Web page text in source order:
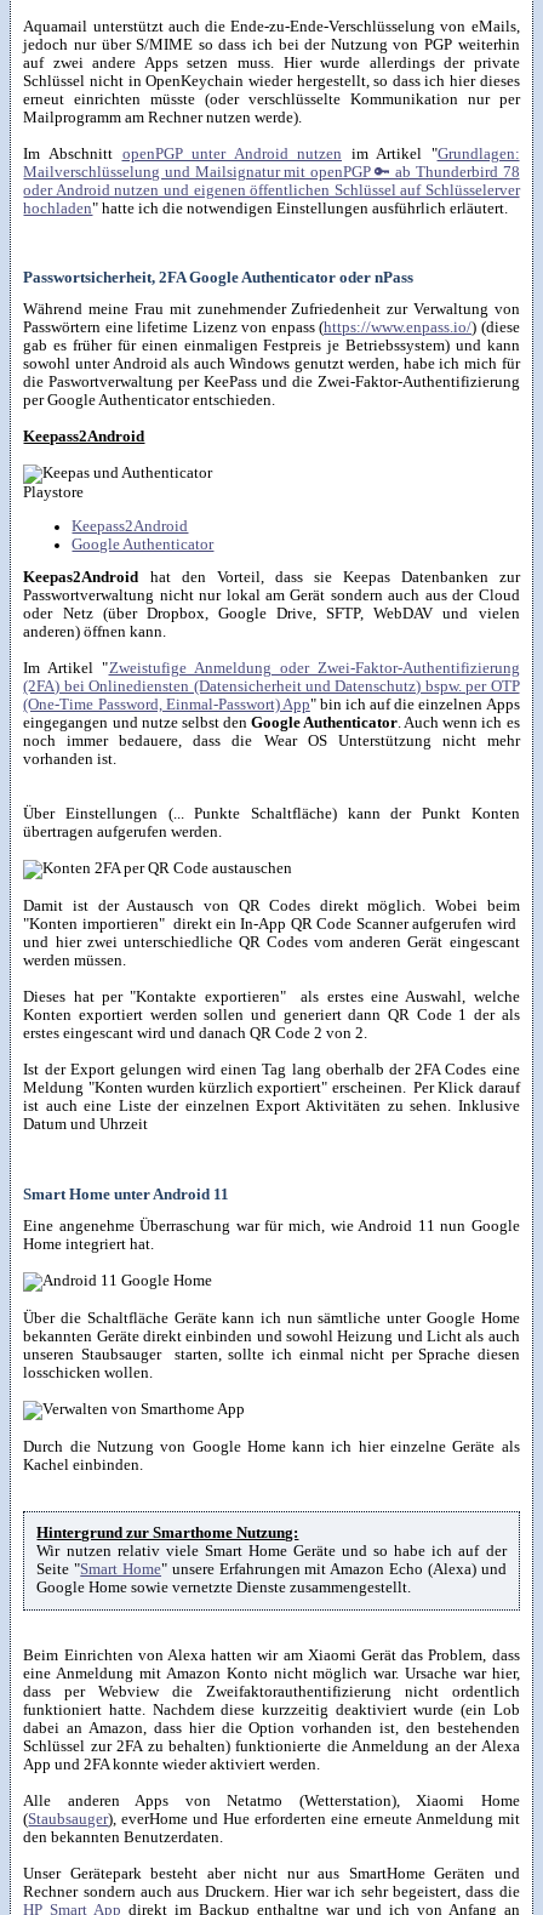
Aquamail unterstützt auch die Ende-zu-Ende-Verschlüsselung von eMails,
jedoch nur über S/MIME so dass ich bei der Nutzung von PGP weiterhin
auf zwei andere Apps setzen muss. Hier wurde allerdings der private
Schlüssel nicht in OpenKeychain wieder hergestellt, so dass ich hier dieses
erneut einrichten müsste (oder verschlüsselte Kommunikation nur per
Mailprogramm am Rechner nutzen werde).
Im Abschnitt openPGP unter Android nutzen im Artikel "Grundlagen:
Mailverschlüsselung und Mailsignatur mit openPGP 🔑 ab Thunderbird 78
oder Android nutzen und eigenen öffentlichen Schlüssel auf Schlüsselerver
hochladen" hatte ich die notwendigen Einstellungen ausführlich erläutert.
Passwortsicherheit, 2FA Google Authenticator oder nPass
Während meine Frau mit zunehmender Zufriedenheit zur Verwaltung von
Passwörtern eine lifetime Lizenz von enpass (https://www.enpass.io/) (diese
gab es früher für einen einmaligen Festpreis je Betriebssystem) und kann
sowohl unter Android als auch Windows genutzt werden, habe ich mich für
die Paswortverwaltung per KeePass und die Zwei-Faktor-Authentifizierung
per Google Authenticator entschieden.
Keepass2Android
Playstore
Keepass2Android
Google Authenticator
Keepas2Android hat den Vorteil, dass sie Keepas Datenbanken zur
Passwortverwaltung nicht nur lokal am Gerät sondern auch aus der Cloud
oder Netz (über Dropbox, Google Drive, SFTP, WebDAV und vielen
anderen) öffnen kann.
Im Artikel "Zweistufige Anmeldung oder Zwei-Faktor-Authentifizierung
(2FA) bei Onlinediensten (Datensicherheit und Datenschutz) bspw. per OTP
(One-Time Password, Einmal-Passwort) App" bin ich auf die einzelnen Apps
eingegangen und nutze selbst den Google Authenticator. Auch wenn ich es
noch immer bedauere, dass die Wear OS Unterstützung nicht mehr
vorhanden ist.
Über Einstellungen (... Punkte Schaltfläche) kann der Punkt Konten
übertragen aufgerufen werden.
Damit ist der Austausch von QR Codes direkt möglich. Wobei beim
"Konten importieren" direkt ein In-App QR Code Scanner aufgerufen wird
und hier zwei unterschiedliche QR Codes vom anderen Gerät eingescant
werden müssen.
Dieses hat per "Kontakte exportieren" als erstes eine Auswahl, welche
Konten exportiert werden sollen und generiert dann QR Code 1 der als
erstes eingescant wird und danach QR Code 2 von 2.
Ist der Export gelungen wird einen Tag lang oberhalb der 2FA Codes eine
Meldung "Konten wurden kürzlich exportiert" erscheinen. Per Klick darauf
ist auch eine Liste der einzelnen Export Aktivitäten zu sehen. Inklusive
Datum und Uhrzeit
Smart Home unter Android 11
Eine angenehme Überraschung war für mich, wie Android 11 nun Google
Home integriert hat.
Über die Schaltfläche Geräte kann ich nun sämtliche unter Google Home
bekannten Geräte direkt einbinden und sowohl Heizung und Licht als auch
unseren Staubsauger starten, sollte ich einmal nicht per Sprache diesen
losschicken wollen.
Durch die Nutzung von Google Home kann ich hier einzelne Geräte als
Kachel einbinden.
Hintergrund zur Smarthome Nutzung:
Wir nutzen relativ viele Smart Home Geräte und so habe ich auf der
Seite "Smart Home" unsere Erfahrungen mit Amazon Echo (Alexa) und
Google Home sowie vernetzte Dienste zusammengestellt.
Beim Einrichten von Alexa hatten wir am Xiaomi Gerät das Problem, dass
eine Anmeldung mit Amazon Konto nicht möglich war. Ursache war hier,
dass per Webview die Zweifaktorauthentifizierung nicht ordentlich
funktioniert hatte. Nachdem diese kurzzeitig deaktiviert wurde (ein Lob
dabei an Amazon, dass hier die Option vorhanden ist, den bestehenden
Schlüssel zur 2FA zu behalten) funktionierte die Anmeldung an der Alexa
App und 2FA konnte wieder aktiviert werden.
Alle anderen Apps von Netatmo (Wetterstation), Xiaomi Home
(Staubsauger), everHome und Hue erforderten eine erneute Anmeldung mit
den bekannten Benutzerdaten.
Unser Gerätepark besteht aber nicht nur aus SmartHome Geräten und
Rechner sondern auch aus Druckern. Hier war ich sehr begeistert, dass die
HP Smart App direkt im Backup enthaltne war und ich von Anfang an